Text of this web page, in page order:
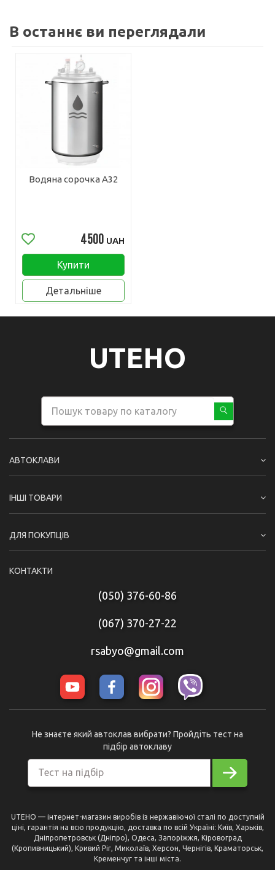
В останнє ви переглядали
Водяна сорочка A32
4500 UAH
Купити
Детальніше
UTEHO
АВТОКЛАВИ
ІНШІ ТОВАРИ
ДЛЯ ПОКУПЦІВ
КОНТАКТИ
(050) 376-60-86
(067) 370-27-22
rsabyo@gmail.com
Тест на підбір
Не знаєте який автоклав вибрати? Пройдіть тест на
підбір автоклаву
UTEHO — інтернет-магазин виробів із нержавіючої сталі по доступній
ціні, гарантія на всю продукцію, доставка по всій Україні: Київ, Харьків,
Дніпропетровськ (Дніпро), Одеса, Запоріжжя, Кіровоград
(Кропивницький), Кривий Ріг, Миколаїв, Херсон, Чернігів, Краматорськ,
Кременчуг та інші міста.